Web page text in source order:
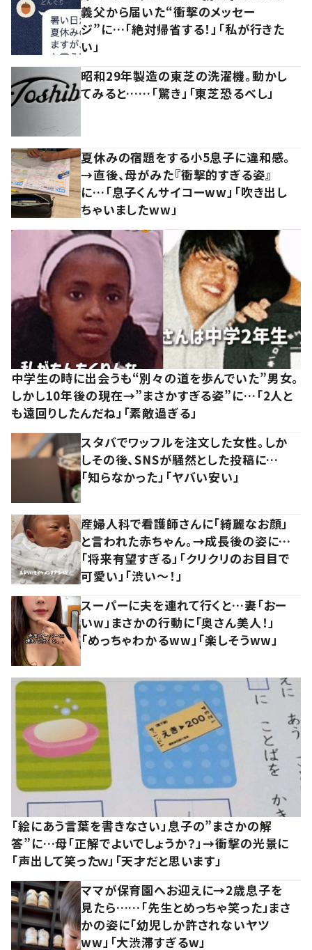
義父から届いた“衝撃のメッセー
ジ”に…「絶対帰省する！」「私が行きた
い」
昭和29年製造の東芝の洗濯機。動かし
てみると……「驚き」「東芝恐るべし」
夏休みの宿題をする小5息子に違和感。
→直後、母がみた『衝撃的すぎる姿』
に…「息子くんサイコーww」「吹き出し
ちゃいましたww」
中学生の時に出会うも“別々の道を歩んでいた”男女。
しかし10年後の現在→”まさかすぎる姿”に…「2人と
も遠回りしたんだね」「素敵過ぎる」
スタバでワッフルを注文した女性。しか
しその後、SNSが騒然とした投稿に…
「知らなかった」「ヤバい安い」
産婦人科で看護師さんに「綺麗なお顔」
と言われた赤ちゃん。→成長後の姿に…
「将来有望すぎる」「クリクリのお目目で
可愛い」「渋い～！」
スーパーに夫を連れて行くと…妻「おー
いw」まさかの行動に「奥さん美人！」
「めっちゃわかるww」「楽しそうww」
「絵にあう言葉を書きなさい」息子の”まさかの解
答”に…母「正解でよいでしょうか？」→衝撃の光景に
「声出して笑ったｗ」「天才だと思います」
ママが保育園へお迎えに→2歳息子を
見たら……「先生とめっちゃ笑った」まさ
かの姿に「幼児しか許されないヤツ
ww」「大渋滞すぎるw」